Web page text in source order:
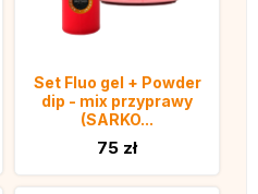
Set Fluo gel + Powder
dip - mix przyprawy
(SARKO...
75 zł